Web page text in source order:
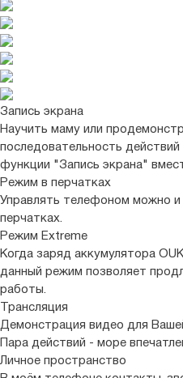
Запись экрана
Научить маму или
последовательность
функции "Запись экрана"
Режим в перчатках
Управлять телефоном можно
перчатках.
Режим Extreme
Когда заряд аккумулятора
данный режим позволяет
работы.
Трансляция
Демонстрация видео для
Пара действий - море
Личное пространство